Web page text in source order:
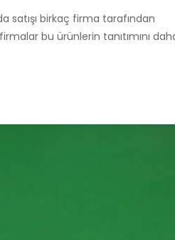
satışı birkaç firma tarafından
bu ürünlerin tanıtımını